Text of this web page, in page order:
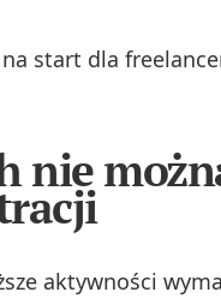
start dla
nie
aktywności